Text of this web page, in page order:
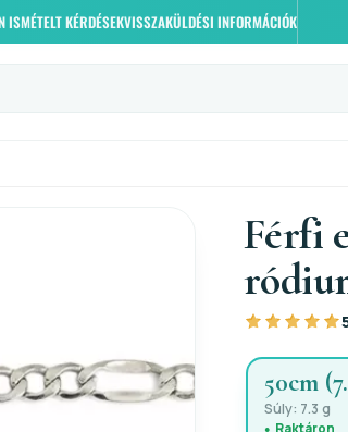
ISMÉTELT KÉRDÉSEKVISSZAKÜLDÉSI INFORMÁCIÓK
Férfi
50cm
Súly: 7.3 g
Raktáron